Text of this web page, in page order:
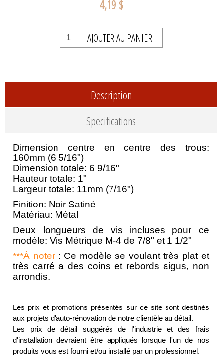
4,19 $
AJOUTER AU PANIER
Description
Specifications
Dimension centre en centre des trous:
160mm (6 5/16")
Dimension totale: 6 9/16"
Hauteur totale: 1"
Largeur totale: 11mm (7/16")
Finition: Noir Satiné
Matériau: Métal
Deux longueurs de vis incluses pour ce
modèle: Vis Métrique M-4 de 7/8" et 1 1/2"
***À noter: Ce modèle se voulant très plat et
très carré a des coins et rebords aigus, non
arrondis.
Les prix et promotions présentés sur ce site sont destinés
aux projets d'auto-rénovation de notre clientèle au détail.
Les prix de détail suggérés de l'industrie et des frais
d'installation devraient être appliqués lorsque l'un de nos
produits vous est fourni et/ou installé par un professionnel.